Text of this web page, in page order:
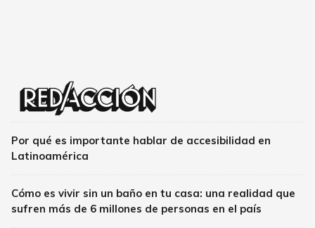
Por qué es importante hablar de accesibilidad en
Latinoamérica
Cómo es vivir sin un baño en tu casa: una realidad que
sufren más de 6 millones de personas en el país